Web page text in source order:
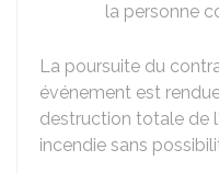
la personne
La poursuite du
événement est
destruction totale de
incendie sans